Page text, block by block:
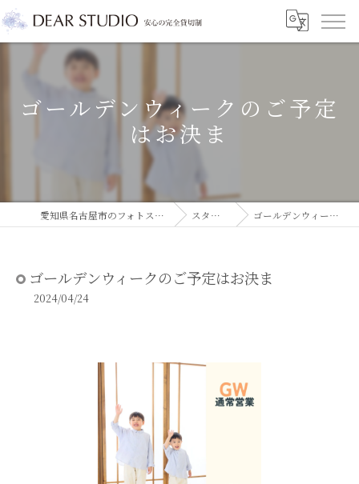
ゴールデンウィークのご予定
はお決ま
愛知県名古屋市のフォトスタジオならDEAR STUDIO スタジオコラム ゴールデンウィークのご予定はお決ま
ゴールデンウィークのご予定はお決ま
2024/04/24